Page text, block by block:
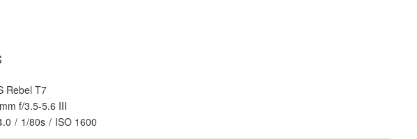
Rebel T7
f/3.5-5.6 III
/ 1/80s / ISO 1600